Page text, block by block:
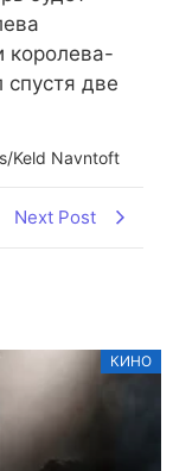
королева-
спустя две
Keld Navntoft
Next Post
КИНО